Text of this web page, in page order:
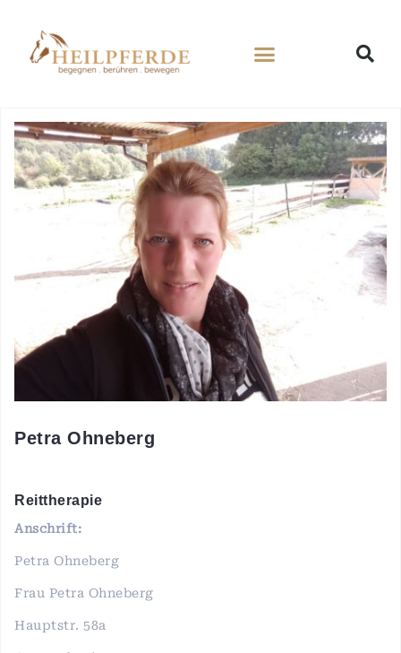
Petra Ohneberg
Reittherapie
Anschrift:
Petra Ohneberg
Frau Petra Ohneberg
Hauptstr. 58a